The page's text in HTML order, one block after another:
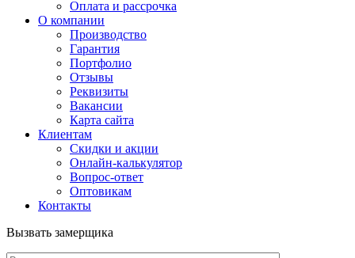
Оплата и рассрочка
О компании
Производство
Гарантия
Портфолио
Отзывы
Реквизиты
Вакансии
Карта сайта
Клиентам
Скидки и акции
Онлайн-калькулятор
Вопрос-ответ
Оптовикам
Контакты
Вызвать замерщика